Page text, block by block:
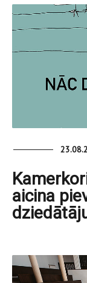
aicina